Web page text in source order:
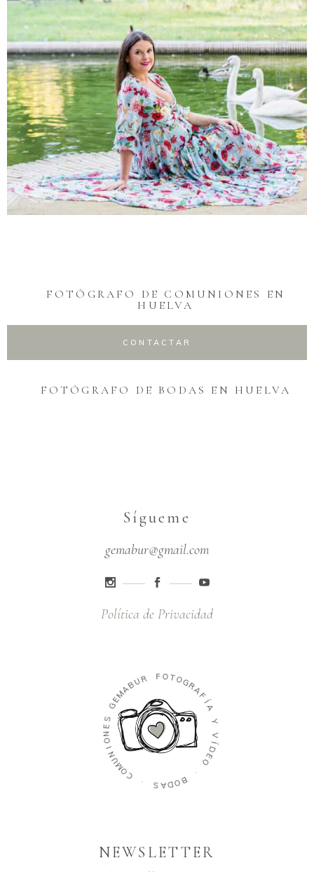
FOTÓGRAFO DE COMUNIONES EN
HUELVA
CONTACTAR
FOTÓGRAFO DE BODAS EN HUELVA
Sígueme
gemabur@gmail.com
Política de Privacidad
GE MABUR
FOT
O
R
F
Í
A
Y
V
Í
D
E
O
·
B
O
D
A
S
·
C
O
M
U
N
I
O
NES
NEWSLETTER